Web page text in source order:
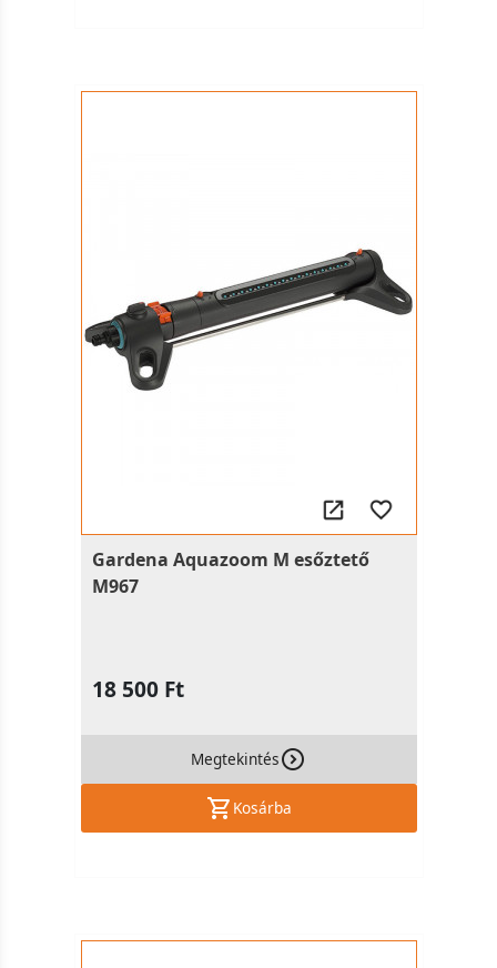
Gardena Aquazoom M esőztető
M967
18 500 Ft
Megtekintés
Kosárba